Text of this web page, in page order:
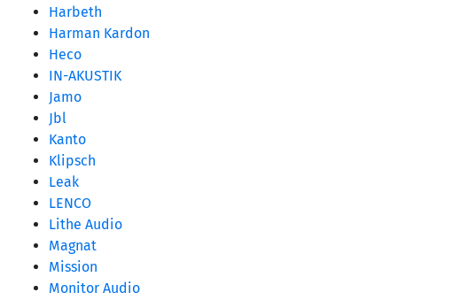
Harbeth
Harman Kardon
Heco
IN-AKUSTIK
Jamo
Jbl
Kanto
Klipsch
Leak
LENCO
Lithe Audio
Magnat
Mission
Monitor Audio